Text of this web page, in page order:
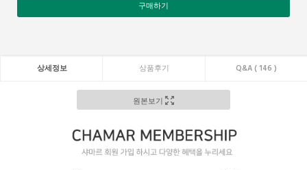
구매하기
상세정보 상품후기 Q&A ( 146 )
원본보기